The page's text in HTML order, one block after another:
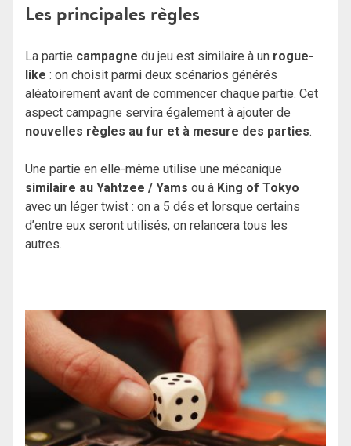
Les principales règles
La partie campagne du jeu est similaire à un rogue-
like : on choisit parmi deux scénarios générés
aléatoirement avant de commencer chaque partie. Cet
aspect campagne servira également à ajouter de
nouvelles règles au fur et à mesure des parties.
Une partie en elle-même utilise une mécanique
similaire au Yahtzee / Yams ou à King of Tokyo
avec un léger twist : on a 5 dés et lorsque certains
d’entre eux seront utilisés, on relancera tous les
autres.